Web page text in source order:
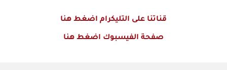
قناتنا على التليكرام اضغط هنا
صفحة الفيسبوك اضغط هنا